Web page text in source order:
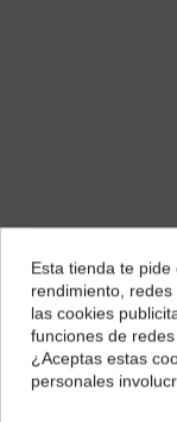
Marca: HP
21,33 €
¿Dónde
Selecciona
Esta tienda te
rendimiento,
las cookies
funciones de
¿Aceptas estas
personales